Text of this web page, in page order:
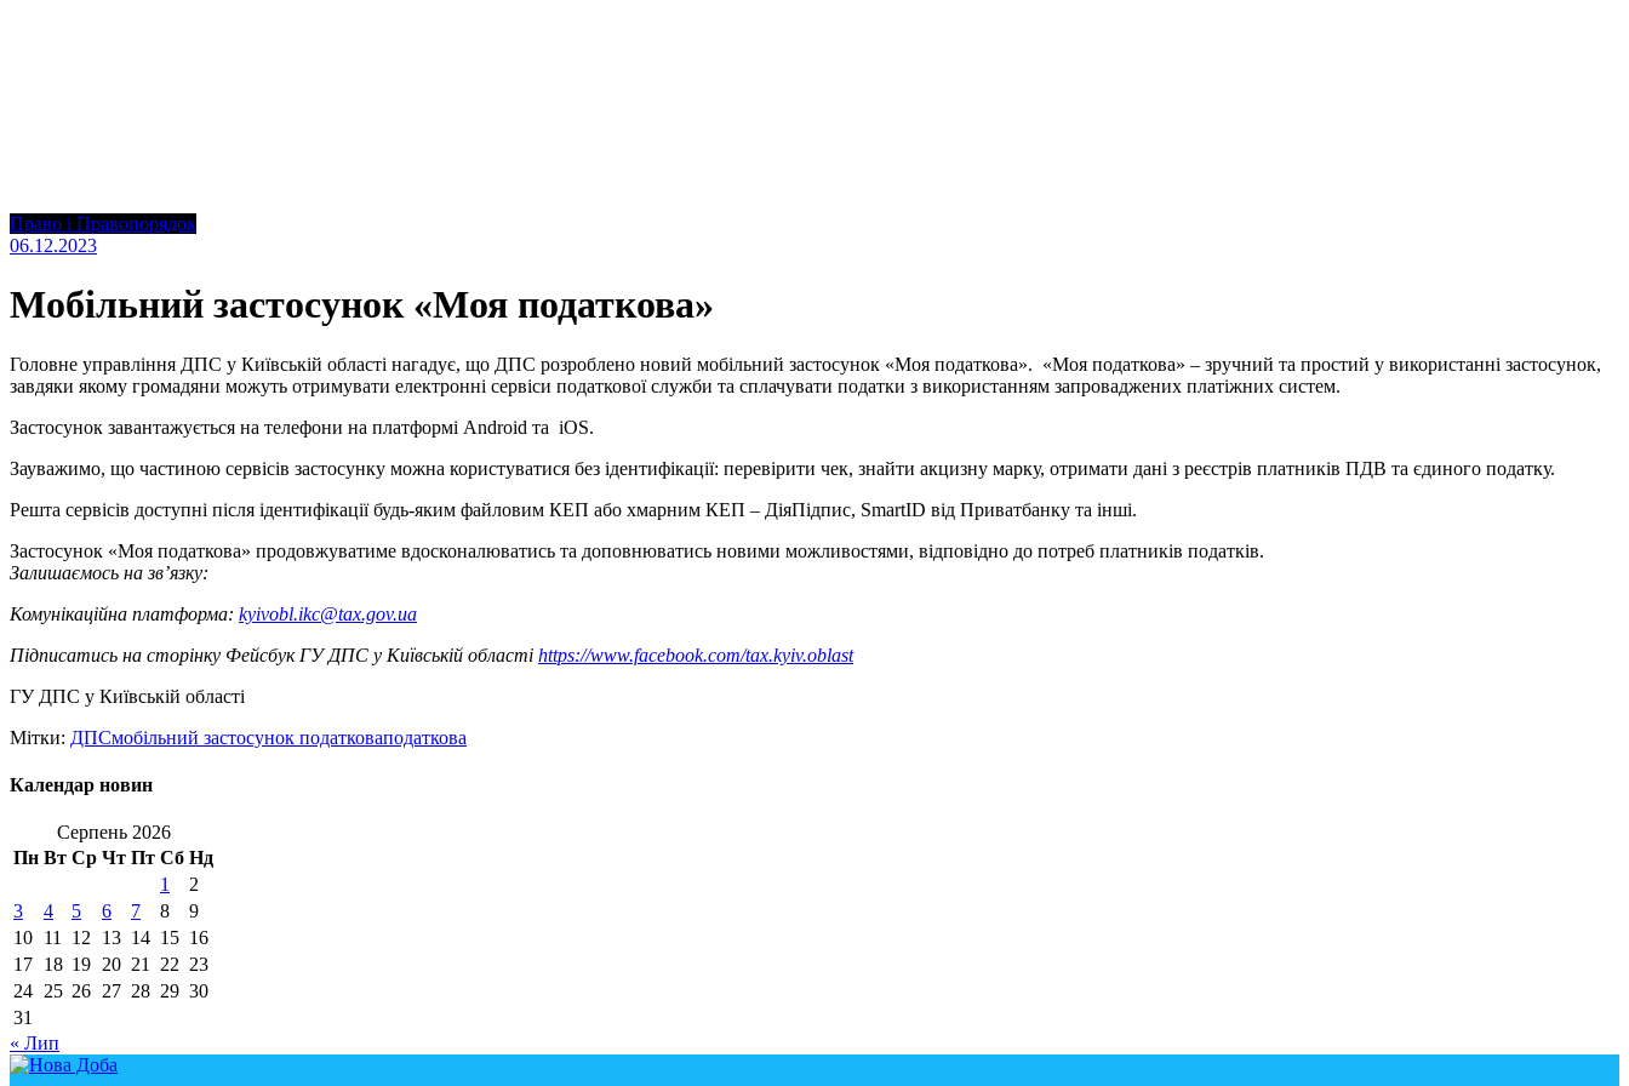
Право і Правопорядок
06.12.2023
Мобільний застосунок «Моя податкова»
Головне управління ДПС у Київській області нагадує, що ДПС розроблено новий мобільний застосунок «Моя податкова». «Моя податкова» – зручний та простий у використанні застосунок,
завдяки якому громадяни можуть отримувати електронні сервіси податкової служби та сплачувати податки з використанням запроваджених платіжних систем.
Застосунок завантажується на телефони на платформі Android та iOS.
Зауважимо, що частиною сервісів застосунку можна користуватися без ідентифікації: перевірити чек, знайти акцизну марку, отримати дані з реєстрів платників ПДВ та єдиного податку.
Решта сервісів доступні після ідентифікації будь-яким файловим КЕП або хмарним КЕП – ДіяПідпис, SmartID від Приватбанку та інші.
Застосунок «Моя податкова» продовжуватиме вдосконалюватись та доповнюватись новими можливостями, відповідно до потреб платників податків.
Залишаємось на зв’язку:
Комунікаційна платформа: kyivobl.ikc@tax.gov.ua
Підписатись на сторінку Фейсбук ГУ ДПС у Київській області https://www.facebook.com/tax.kyiv.oblast
ГУ ДПС у Київській області
Мітки: ДПСмобільний застосунок податковаподаткова
Календар новин
Серпень 2026
Пн Вт Ср Чт Пт Сб Нд
1
2
3
4 5 6 7 8
9
10 11 12 13 14 15 16
17 18 19 20 21 22 23
24 25 26 27 28 29 30
31
« Лип